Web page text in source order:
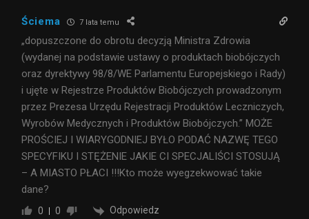
Ściema 7 lata temu
„dopuszczone do obrotu decyzją Ministra Zdrowia
(wydanej na podstawie ustawy o produktach biobójczych
oraz dyrektywy 98/8/WE Parlamentu Europejskiego i Rady)
i ujęte w Rejestrze Produktów Biobójczych prowadzonym
przez Prezesa Urzędu Rejestracji Produktów Leczniczych,
Wyrobów Medycznych i Produktów Biobójczych.” MOŻE
PROŚCIEJ I WIARYGODNIEJ BYŁO PODAĆ NAZWĘ TEGO
SPECYFIKU I STĘŻENIE JAKIE CI SPECJALIŚCI STOSUJĄ
– A MIASTO PŁACI !!!Kto może wyegzekwować takie
dane?
0 0 Odpowiedz